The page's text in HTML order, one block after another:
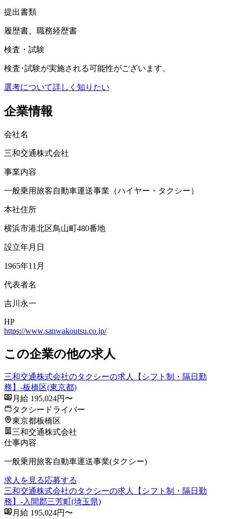
提出書類
履歴書、職務経歴書
検査・試験
検査･試験が実施される可能性がございます。
選考について詳しく知りたい
企業情報
会社名
三和交通株式会社
事業内容
一般乗用旅客自動車運送事業（ハイヤー・タクシー）
本社住所
横浜市港北区鳥山町480番地
設立年月日
1965年11月
代表者名
吉川永一
HP
https://www.sanwakoutsu.co.jp/
この企業の他の求人
三和交通株式会社のタクシーの求人【シフト制・隔日勤
務】-板橋区(東京都)
月給 195,024円〜
タクシードライバー
東京都板橋区
三和交通株式会社
仕事内容
一般乗用旅客自動車運送事業(タクシー)
求人を見る応募する
三和交通株式会社のタクシーの求人【シフト制・隔日勤
務】-入間郡三芳町(埼玉県)
月給 195,024円〜